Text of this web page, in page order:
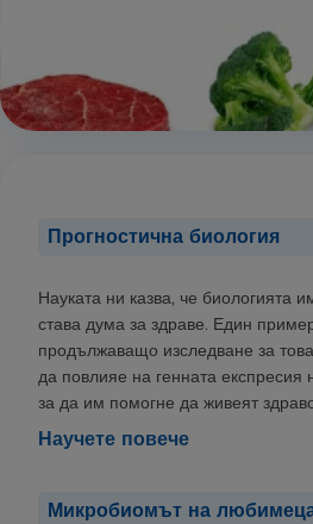
Прогностична биология
Науката ни казва, че биологията
става дума за здраве. Един
продължаващо изследване за
да повлияе на генната
за да им помогне да живеят
Научете повече
Микробиомът на